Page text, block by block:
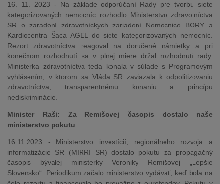
16. 11. 2023 - Na základe odporúčaní Rady pre tvorbu siete
kategorizovaných nemocníc rozhodlo Ministerstvo zdravotníctva
SR o zaradení zdravotníckych zariadení Nemocnice BORY a
Kardiocentra Šaca AGEL do siete kategorizovaných nemocníc.
Rezort zdravotníctva reagoval na doručené námietky a pri
konečnom rozhodnutí sa v plnej miere držal rozhodnutí rady.
Ministerka zdravotníctva teda konala v súlade s Programovým
vyhlásením, v ktorom sa Vláda SR zaviazala k odpolitizovaniu
zdravotníctva, transparentnému konaniu a princípu
nediskriminácie.
Minister Raši: Za Remišovej časopis dostalo naše
ministerstvo pokutu
16.11.2023 - Ministerstvo investícií, regionálneho rozvoja a
informatizácie SR (MIRRI SR) dostalo pokutu za propagačný
časopis bývalej ministerky Veroniky Remišovej „Lepšie
Slovensko“. Periodikum začalo ministerstvo vydávať, keď bola na